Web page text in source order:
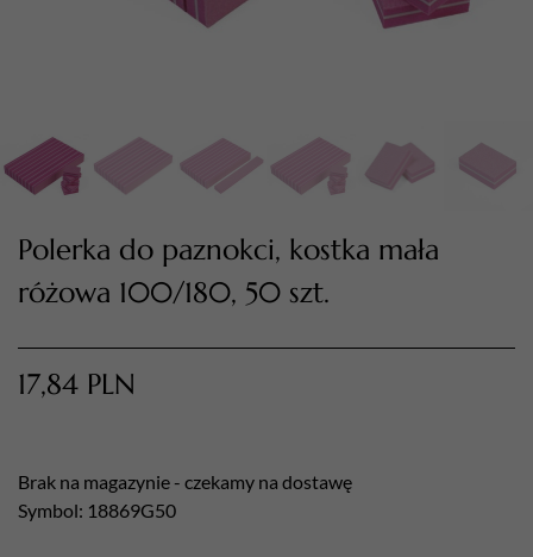
Suma koszyka (0)
Polerka do paznokci, kostka mała
różowa 100/180, 50 szt.
17,84 PLN
Brak na magazynie - czekamy na dostawę
Symbol: 18869G50